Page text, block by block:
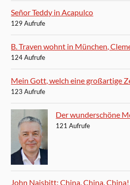
Señor Teddy in Acapulco
129 Aufrufe
B. Traven wohnt in München,
124 Aufrufe
Mein Gott, welch eine großartige
123 Aufrufe
Der wunderschöne
121 Aufrufe
John Naisbitt: China, China, China!